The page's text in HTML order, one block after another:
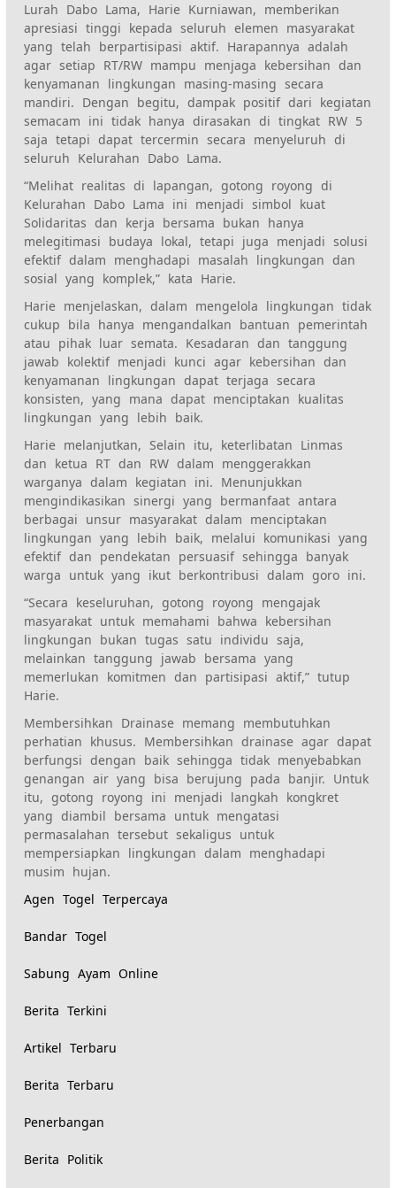
Lurah Dabo Lama, Harie Kurniawan, memberikan
apresiasi tinggi kepada seluruh elemen masyarakat
yang telah berpartisipasi aktif. Harapannya adalah
agar setiap RT/RW mampu menjaga kebersihan dan
kenyamanan lingkungan masing-masing secara
mandiri. Dengan begitu, dampak positif dari kegiatan
semacam ini tidak hanya dirasakan di tingkat RW 5
saja tetapi dapat tercermin secara menyeluruh di
seluruh Kelurahan Dabo Lama.
“Melihat realitas di lapangan, gotong royong di
Kelurahan Dabo Lama ini menjadi simbol kuat
Solidaritas dan kerja bersama bukan hanya
melegitimasi budaya lokal, tetapi juga menjadi solusi
efektif dalam menghadapi masalah lingkungan dan
sosial yang komplek,” kata Harie.
Harie menjelaskan, dalam mengelola lingkungan tidak
cukup bila hanya mengandalkan bantuan pemerintah
atau pihak luar semata. Kesadaran dan tanggung
jawab kolektif menjadi kunci agar kebersihan dan
kenyamanan lingkungan dapat terjaga secara
konsisten, yang mana dapat menciptakan kualitas
lingkungan yang lebih baik.
Harie melanjutkan, Selain itu, keterlibatan Linmas
dan ketua RT dan RW dalam menggerakkan
warganya dalam kegiatan ini. Menunjukkan
mengindikasikan sinergi yang bermanfaat antara
berbagai unsur masyarakat dalam menciptakan
lingkungan yang lebih baik, melalui komunikasi yang
efektif dan pendekatan persuasif sehingga banyak
warga untuk yang ikut berkontribusi dalam goro ini.
“Secara keseluruhan, gotong royong mengajak
masyarakat untuk memahami bahwa kebersihan
lingkungan bukan tugas satu individu saja,
melainkan tanggung jawab bersama yang
memerlukan komitmen dan partisipasi aktif,” tutup
Harie.
Membersihkan Drainase memang membutuhkan
perhatian khusus. Membersihkan drainase agar dapat
berfungsi dengan baik sehingga tidak menyebabkan
genangan air yang bisa berujung pada banjir. Untuk
itu, gotong royong ini menjadi langkah kongkret
yang diambil bersama untuk mengatasi
permasalahan tersebut sekaligus untuk
mempersiapkan lingkungan dalam menghadapi
musim hujan.
Agen Togel Terpercaya
Bandar Togel
Sabung Ayam Online
Berita Terkini
Artikel Terbaru
Berita Terbaru
Penerbangan
Berita Politik